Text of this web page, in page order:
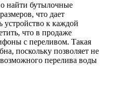
найти бутылочные
что дает
устройство к каждой
что в продаже
с переливом. Такая
поскольку позволяет не
перелива воды